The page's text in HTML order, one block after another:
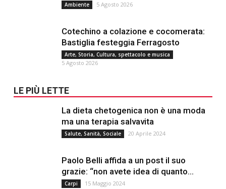
Ambiente 5 Agosto 2026
Cotechino a colazione e cocomerata:
Bastiglia festeggia Ferragosto
Arte, Storia, Cultura, spettacolo e musica
5 Agosto 2026
LE PIÙ LETTE
La dieta chetogenica non è una moda
ma una terapia salvavita
Salute, Sanità, Sociale 20 Aprile 2024
Paolo Belli affida a un post il suo
grazie: “non avete idea di quanto...
Carpi 15 Maggio 2024